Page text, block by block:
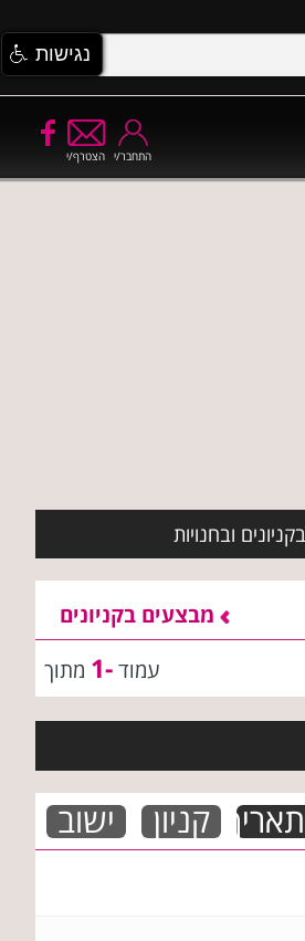
הצטרף/י התחבר/י
ובחנויות
מבצעים בקניונים
עמוד-1 מתוך
תאריך קניון ישוב
נגישות